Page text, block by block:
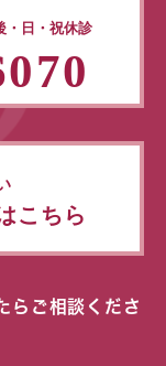
・日・祝休診
こちら
らご相談くださ